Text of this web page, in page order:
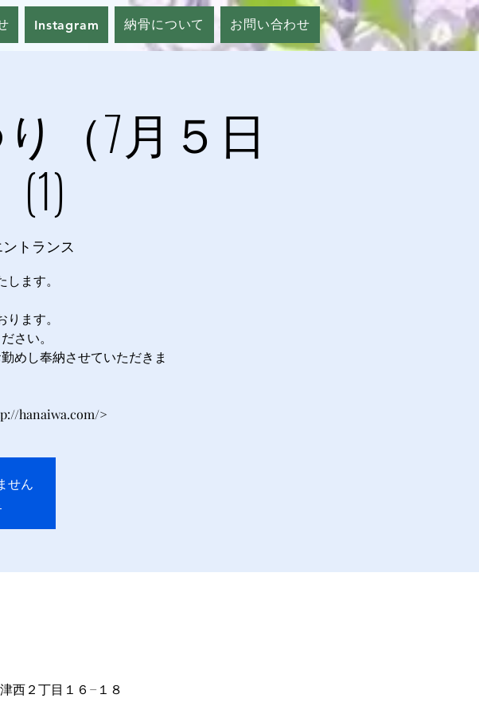
Instagram 納骨について お問い合わせ
（7月５日
トランス
ます。
ます。
さい。
めし奉納させていただきま
hanaiwa.com/>
せん
西２丁目１６−１８